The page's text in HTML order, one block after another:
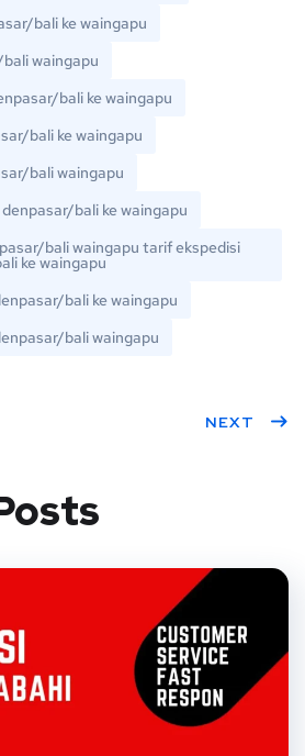
bali ke waingapu
waingapu
bali ke waingapu
bali ke waingapu
bali waingapu
bali ke waingapu
bali waingapu tarif ekspedisi
ke waingapu
bali ke waingapu
bali waingapu
NEXT